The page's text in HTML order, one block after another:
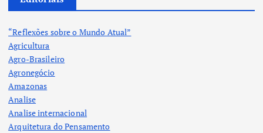
“Reflexões sobre o Mundo Atual”
Agricultura
Agro-Brasileiro
Agronegócio
Amazonas
Analise
Analise internacional
Arquitetura do Pensamento